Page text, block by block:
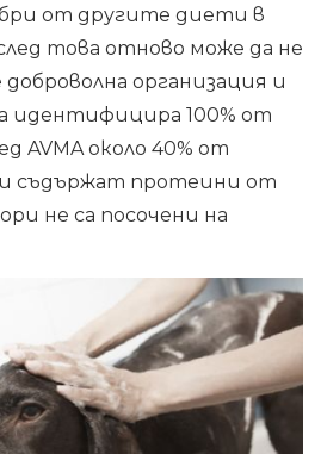
от другите диети в
това отново може да не
доброволна организация и
идентифицира 100% от
AVMA около 40% от
съдържат протеини от
не са посочени на